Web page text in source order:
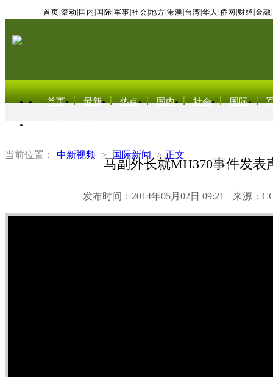
首页 滚动 国内 国际 军事 社会 地方 港澳 台湾 华人 侨网 财经 金融
首页 最新 热点 国内 社会 国际
当前位置： 中新视频 > 国际新闻 > 正文
马副外长就MH370事件发表
发布时间：2014年05月02日 09:21 来源：